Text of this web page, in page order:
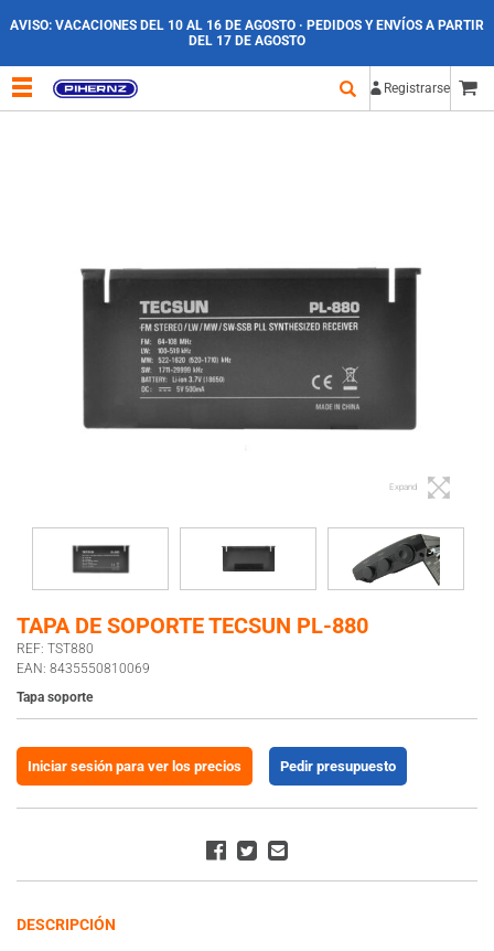
AVISO: VACACIONES DEL 10 AL 16 DE AGOSTO · PEDIDOS Y ENVÍOS A PARTIR
DEL 17 DE AGOSTO
Registrarse
Expand
TAPA DE SOPORTE TECSUN PL-880
REF: TST880
EAN: 8435550810069
Tapa soporte
Iniciar sesión para ver los precios Pedir presupuesto
DESCRIPCIÓN